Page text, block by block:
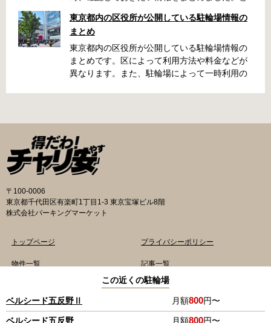
この近くの駐輪場
ベルシード五反野Ⅱ 月額800円〜
ベルシード五反野 月額800円〜
くらい？なんて疑問が浮かぶかと思います。事
前に確認していざという時対処しましょう。 千
代田区 / 新宿区 / 品川区 / 港区 / 中央区 / 大田区
/ 北区 / 墨田区 / 渋谷区 / 葛飾区 千代田区で撤去
された場合 猿楽町保管場所 住所 千代田区神田
の地図が置いてあります） 東京メトロ半蔵門
線、都営新宿・三田線神保町駅から徒歩7分 大
手町高架下自転車保管場所 住所 千代田区大手町
二丁目4番 電話 050-2018-6466（千代田区自転
車対策コールセンター） 最寄駅 東京メトロ半蔵
線大手町駅B3出口 返還の際に必要な書類 返還
料 2,000円 自転車の鍵 身分証明証 千代田区HP
保管場所 住所 新宿区内藤町11番地 ※都立新
3896 最寄駅 東京メトロ丸ノ内線新宿三丁目駅
から徒歩3分 東京メトロ丸ノ内線新宿御苑前駅
から徒歩6分 JR新宿駅から徒歩8分 西新宿自転
車保管場所 住所
東京都内の区役所が公開している駐輪場情報の
まとめ
東京都内の区役所が公開している駐輪場情報の
まとめです。区によって利用方法や料金などが
異なります。また、駐輪場によって一時利用の
の自転車駐輪場 利用方法 利用登録申請書の提出
申請期間内に利用登録申請書（PDF：
1,396KB） と必要書類を環境まちづくり総務課
あてに郵送（申請期間消印有効）または、期間
内に環境まちづくり総務課（区役所5階5B窓
さい（郵送先・各出張所の受付時間）。電話・
ファクス・メールでは申請できません。 利用料
生活保護受給者免除（詳しくはお問い合わせく
3,000円（区内、区外在住を問わず） 定期利用
料金 各駐輪場で定期利用料金が異なります。詳
細は各駐輪場または管理会社にお問い合わせく
ださい。 一時利用料金 2時間まで：0円 10時間
まで：100円 10時間を超えて5時間ごと：100円
〒100-0006
東京都千代田区有楽町1丁目1-3 東京宝塚ビル8階
株式会社パーキングマーケット
トップページ
物件一覧
よくあるご質問
プライバシーポリシー
記事一覧
月極駐輪場
TOP